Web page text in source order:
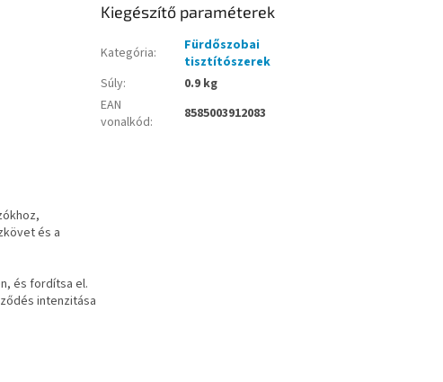
és a
és fordítsa el.
intenzitása
Kiegészítő paraméterek
Kategória:
Fürdőszobai
tisztítószerek
Súly:
0.9 kg
EAN
vonalkód: 8585003912083